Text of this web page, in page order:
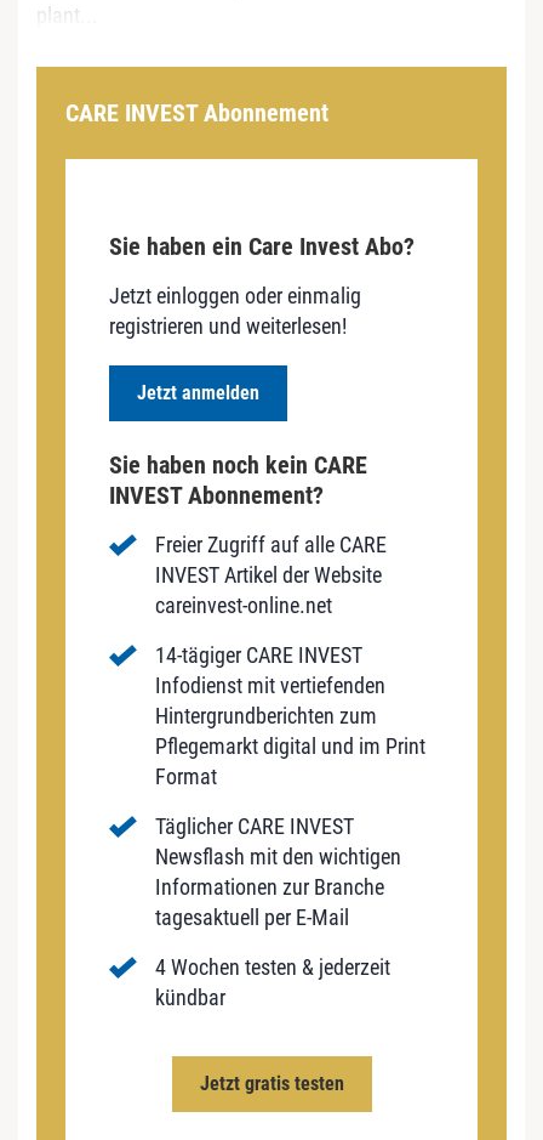
plant...
CARE INVEST Abonnement
Sie haben ein Care Invest Abo?
Jetzt einloggen oder einmalig
registrieren und weiterlesen!
Jetzt anmelden
Sie haben noch kein CARE
INVEST Abonnement?
Freier Zugriff auf alle CARE
INVEST Artikel der Website
careinvest-online.net
14-tägiger CARE INVEST
Infodienst mit vertiefenden
Hintergrundberichten zum
Pflegemarkt digital und im Print
Format
Täglicher CARE INVEST
Newsflash mit den wichtigen
Informationen zur Branche
tagesaktuell per E-Mail
4 Wochen testen & jederzeit
kündbar
Jetzt gratis testen